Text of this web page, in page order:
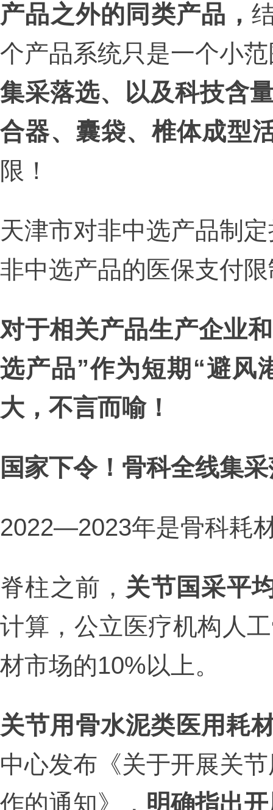
产品之外的同类产品，
个产品系统只是一个小
集采落选、以及科技含
合器、囊袋、椎体成型
限！
天津市对非中选产品制
非中选产品的医保支付
对于相关产品生产企业
选产品”作为短期“避风
大，不言而喻！
国家下令！骨科全线集
2022—2023年是骨科耗
脊柱之前， 关节国采平
计算，公立医疗机构人
材市场的10%以上。
关节用骨水泥类医用耗
中心发布《关于开展关
作的通知》， 明确指出